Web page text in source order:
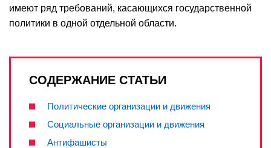
имеют ряд требований, касающихся государственной
политики в одной отдельной области.
СОДЕРЖАНИЕ СТАТЬИ
Политические организации и движения
Социальные организации и движения
Антифашисты